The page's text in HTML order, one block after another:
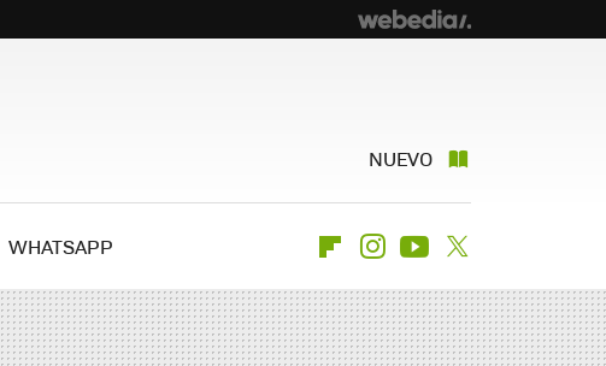
NUEVO
WHATSAPP FlipboardInstagramYoutube